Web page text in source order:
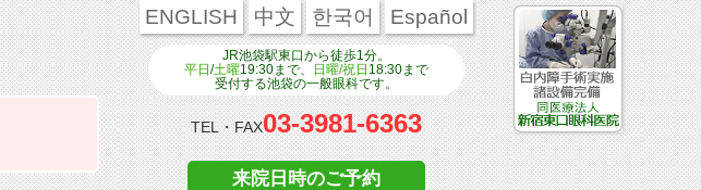
ENGLISH 中文 한국어 Español
JR池袋駅東口から徒歩1分。
平日 /土曜19:30まで、 日曜/祝日 18:30まで
受付する池袋の一般眼科です。
TEL・FAX03-3981-6363
来院日時のご予約